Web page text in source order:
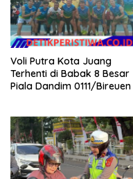
Voli Putra Kota Juang
Terhenti di Babak 8 Besar
Piala Dandim 0111/Bireuen